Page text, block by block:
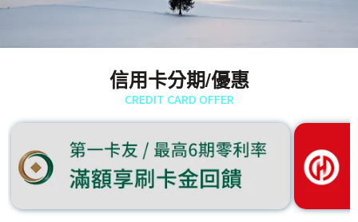
信用卡分期/優惠
CREDIT CARD OFFER